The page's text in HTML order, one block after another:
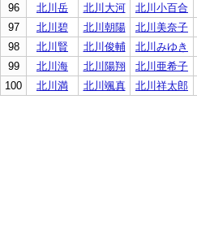
96
北川岳 北川大河 北川小百合
97
北川碧 北川朝陽 北川美奈子
98
北川賢 北川俊輔 北川みゆき
99
北川海 北川陽翔 北川亜希子
100
北川満 北川颯真 北川祥太郎